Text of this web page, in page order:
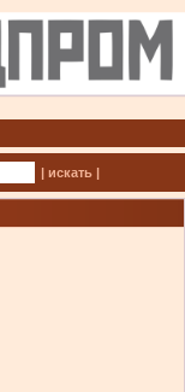
| искать |